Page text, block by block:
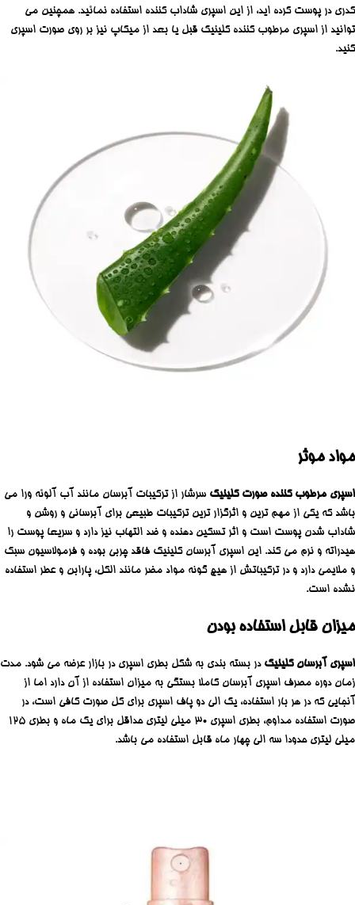
کدرى در پوست کرده اید، از این اسپری شاداب کننده استفاده نمائید. همچنین می
توانید از اسپری مرطوب کننده کلینیک قبل یا بعد از میکاپ نیز بر روی صورت اسپری
کنید.
مواد موثر
اسپری مرطوب کننده صورت کلینیک سرشار از ترکیبات آبرسان مانند آب آلوئه ورا می
باشد که یکی از مهم ترین و اثرگزار ترین ترکیبات طبیعی برای آبرسانی و روشن و
شاداب شدن پوست است و اثر تسکین دهنده و ضد التهاب نیز دارد و سریعا پوست را
هیدراته و نرم می کند. این اسپری آبرسان کلینیک فاقد چربی بوده و فرمولاسیون سبک
و ملایمی دارد و در ترکیباتش از هیچ گونه مواد مضر مانند الکل، پارابن و عطر استفاده
نشده است.
میزان قابل استفاده بودن
اسپری آبرسان کلینیک در بسته بندی به شکل بطری اسپری در بازار عرضه می شود. مدت
زمان دوره مصرف اسپری آبرسان کاملا بستگی به میزان استفاده از آن دارد اما از
آنجایی که در هر بار استفاده، یک الی دو پاف اسپری برای کل صورت کافی است، در
صورت استفاده مداوم، بطری اسپری 30 میلی لیتری حداقل برای یک ماه و بطری 125
میلی لیتری حدودا سه الی چهار ماه قابل استفاده می باشد.